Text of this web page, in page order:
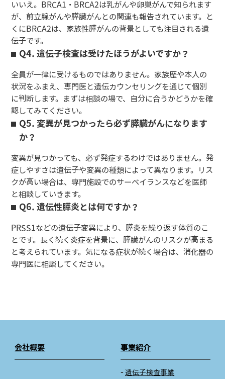
いいえ。BRCA1・BRCA2は乳がんや卵巣がんで知られます
が、前立腺がんや膵臓がんとの関連も報告されています。と
くにBRCA2は、家族性膵がんの背景としても注目される遺
伝子です。
Q4. 遺伝子検査は受けたほうがよいですか？
全員が一律に受けるものではありません。家族歴や本人の
状況をふまえ、専門医と遺伝カウンセリングを通じて個別
に判断します。まずは相談の場で、自分に合うかどうかを確
認してみてください。
Q5. 変異が見つかったら必ず膵臓がんになります
か？
変異が見つかっても、必ず発症するわけではありません。発
症しやすさは遺伝子や変異の種類によって異なります。リス
クが高い場合は、専門施設でのサーベイランスなどを医師
と相談していきます。
Q6. 遺伝性膵炎とは何ですか？
PRSS1などの遺伝子変異により、膵炎を繰り返す体質のこ
とです。長く続く炎症を背景に、膵臓がんのリスクが高まる
と考えられています。気になる症状が続く場合は、消化器の
専門医に相談してください。
会社概要 事業紹介
遺伝子検査事業